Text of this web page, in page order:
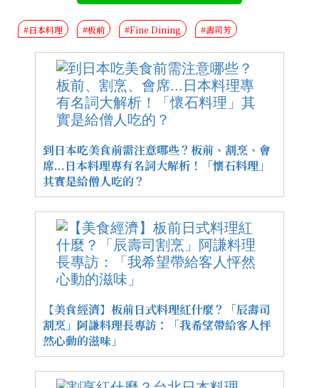
#日本料理 #板前 #Fine Dining #壽司芳
到日本吃美食前需注意哪些？板前、割烹、會
席...日本料理專有名詞大解析！「懷石料理」
其實是給僧人吃的？
【美食經濟】板前日式料理紅什麼？「辰壽司
割烹」阿謙料理長專訪：「我希望帶給客人怦
然心動的滋味」